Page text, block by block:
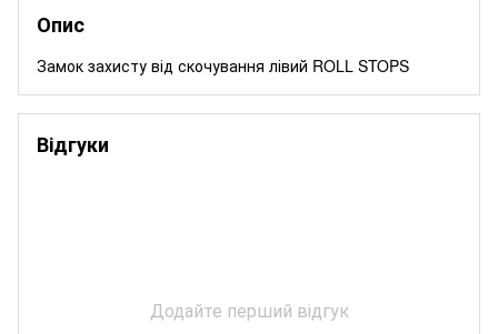
Опис
Замок захисту від скочування лівий ROLL STOPS
Відгуки
Додайте перший відгук